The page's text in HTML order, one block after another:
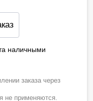
наличными
заказа через
не применяются.